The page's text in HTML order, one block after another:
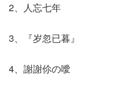
2、人忘七年
3、『岁忽已暮』
4、謝謝伱の噯